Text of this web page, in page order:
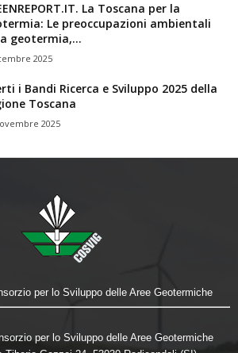
La Toscana per la
Le preoccupazioni ambientali
geotermia,...
2025
i Bandi Ricerca e Sviluppo 2025 della
Toscana
2025
per lo Sviluppo delle Aree Geotermiche
per lo Sviluppo delle Aree Geotermiche